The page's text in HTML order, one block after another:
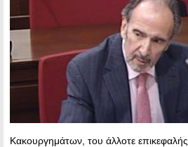
Κακουργημάτων, του άλλοτε